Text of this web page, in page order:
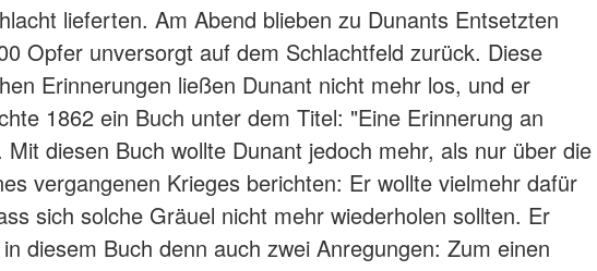
lieferten. Am Abend blieben zu Dunants Entsetzten
Opfer unversorgt auf dem Schlachtfeld zurück. Diese
Erinnerungen ließen Dunant nicht mehr los, und er
1862 ein Buch unter dem Titel: "Eine Erinnerung an
Mit diesen Buch wollte Dunant jedoch mehr, als nur über die
vergangenen Krieges berichten: Er wollte vielmehr dafür
sich solche Gräuel nicht mehr wiederholen sollten. Er
diesem Buch denn auch zwei Anregungen: Zum einen